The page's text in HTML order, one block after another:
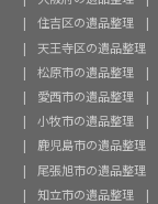
住吉区の遺品整理
天王寺区の遺品整理
松原市の遺品整理
愛西市の遺品整理
小牧市の遺品整理
鹿児島市の遺品整理
尾張旭市の遺品整理
知立市の遺品整理